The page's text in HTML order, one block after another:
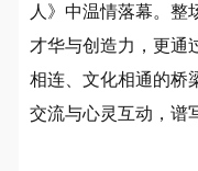
人》中温情落幕。整
才华与创造力，更通
相连、文化相通的桥
交流与心灵互动，谱